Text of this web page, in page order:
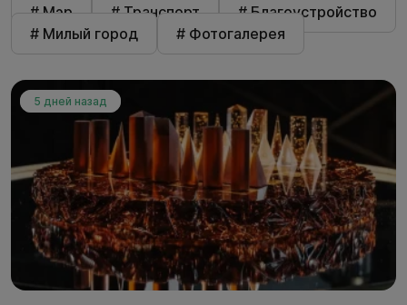
# Мэр # Транспорт
# Благоустройство
# Милый город
# Фотогалерея
5 дней назад